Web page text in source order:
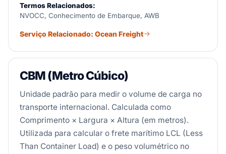
Termos Relacionados:
NVOCC, Conhecimento de Embarque, AWB
Serviço Relacionado: Ocean Freight
CBM (Metro Cúbico)
Unidade padrão para medir o volume de carga no
transporte internacional. Calculada como
Comprimento × Largura × Altura (em metros).
Utilizada para calcular o frete marítimo LCL (Less
Than Container Load) e o peso volumétrico no